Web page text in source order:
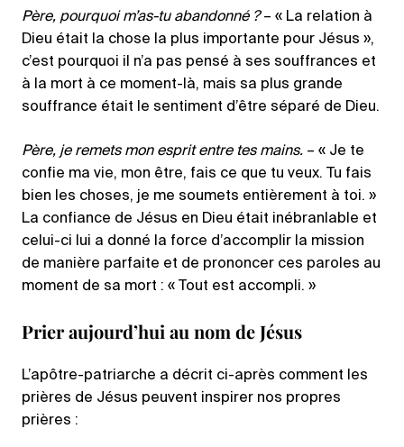
Père, pourquoi m’as-tu abandonné ?– « La relation à
Dieu était la chose la plus importante pour Jésus »,
c’est pourquoi il n’a pas pensé à ses souffrances et
à la mort à ce moment-là, mais sa plus grande
souffrance était le sentiment d’être séparé de Dieu.
Père, je remets mon esprit entre tes mains. – « Je te
confie ma vie, mon être, fais ce que tu veux. Tu fais
bien les choses, je me soumets entièrement à toi. »
La confiance de Jésus en Dieu était inébranlable et
celui-ci lui a donné la force d’accomplir la mission
de manière parfaite et de prononcer ces paroles au
moment de sa mort : « Tout est accompli. »
Prier aujourd’hui au nom de Jésus
L’apôtre-patriarche a décrit ci-après comment les
prières de Jésus peuvent inspirer nos propres
prières :